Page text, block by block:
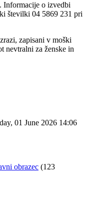
Informacije o izvedbi
številki 04 5869 231 pri
zapisani v moški
nevtralni za ženske in
01 June 2026 14:06
obrazec (123